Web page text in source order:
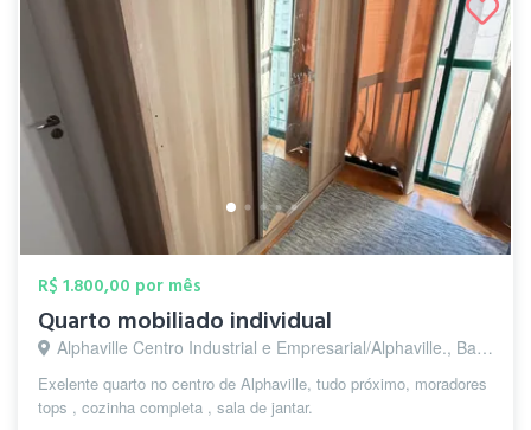
R$ 1.800,00 por mês
Quarto mobiliado individual
Alphaville Centro Industrial e Empresarial/Alphaville., Barueri - SP
Exelente quarto no centro de Alphaville, tudo próximo, moradores
tops , cozinha completa , sala de jantar.